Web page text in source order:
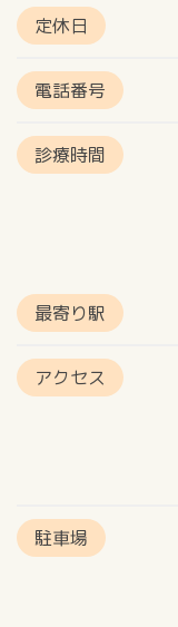
定休日
電話番号
診療時間
最寄り駅
アクセス
駐車場